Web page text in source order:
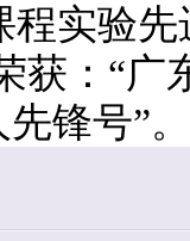
程实验
获：“广
先锋号”。